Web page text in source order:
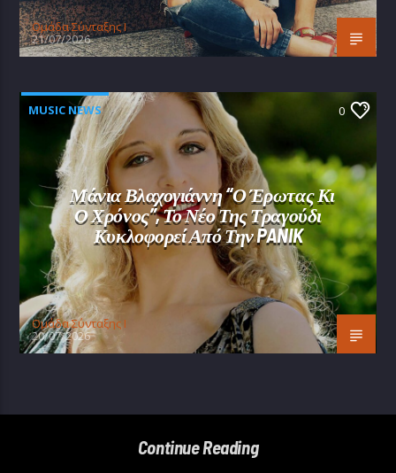
Oμάδα Σύνταξης Ι
21/07/2026
MUSIC NEWS 0
Μάνια Βλαχογιάννη “Ο Έρωτας Κι
Ο Χρόνος”, Το Νέο Της Τραγούδι
Κυκλοφορεί Από Την PANIK
Oμάδα Σύνταξης Ι
20/07/2026
Continue Reading